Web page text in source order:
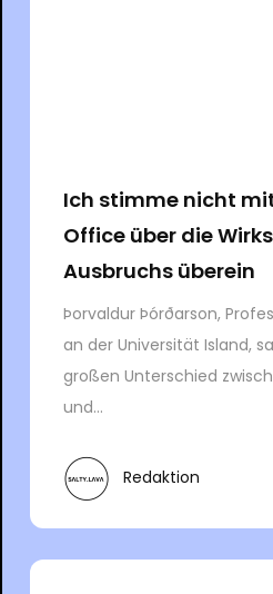
Ich stimme nicht
Office über die
Ausbruchs überein
Þorvaldur Þórðarson,
an der Universität Island,
großen Unterschied
und...
Redaktion